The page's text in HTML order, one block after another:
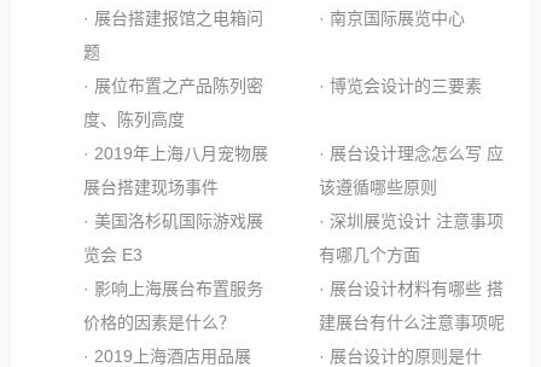
· 展台搭建报馆之电箱问
题
· 南京国际展览中心
· 展位布置之产品陈列密
度、陈列高度
· 博览会设计的三要素
· 2019年上海八月宠物展
展台搭建现场事件
· 展台设计理念怎么写 应
该遵循哪些原则
· 美国洛杉矶国际游戏展
览会 E3
· 深圳展览设计 注意事项
有哪几个方面
· 影响上海展台布置服务
价格的因素是什么？
· 展台设计材料有哪些 搭
建展台有什么注意事项呢
· 2019上海酒店用品展
· 展台设计的原则是什